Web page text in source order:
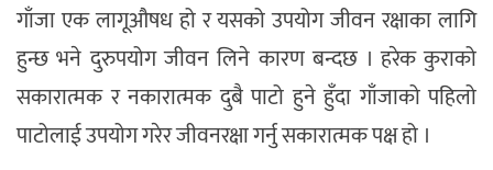
गाँजा एक लागूऔषध हो र यसको उपयोग जीवन रक्षाका लागि
हुन्छ भने दुरुपयोग जीवन लिने कारण बन्दछ । हरेक कुराको
सकारात्मक र नकारात्मक दुबै पाटो हुने हुँदा गाँजाको पहिलो
पाटोलाई उपयोग गरेर जीवनरक्षा गर्नु सकारात्मक पक्ष हो ।